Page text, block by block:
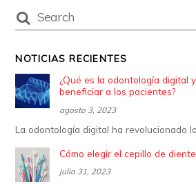
NOTICIAS RECIENTES
¿Qué es la odontología digital
beneficiar a los pacientes?
agosto 3, 2023
La odontología digital ha revolucionado
Cómo elegir el cepillo de
julio 31, 2023